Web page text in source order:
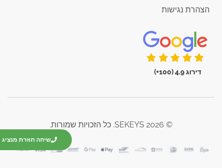
שיחה חוזרת מנציג
הצהרת נגישות
דירוג 4.9 (100+)
© 2026 SEKEYS. כל הזכויות שמורות.